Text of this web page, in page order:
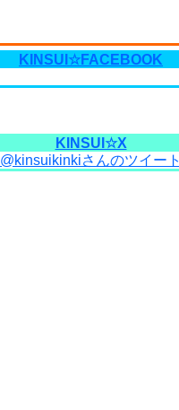
KINSUI☆FACEBOOK
KINSUI☆X
@kinsuikinkiさんのツイート